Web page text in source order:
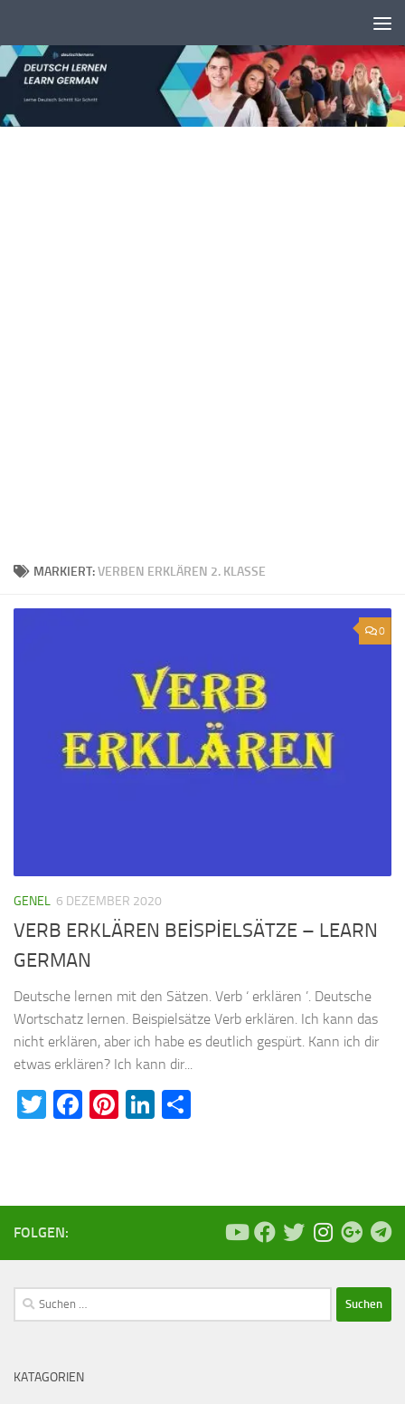
MARKIERT:VERBEN ERKLÄREN 2. KLASSE
0
GENEL 6 DEZEMBER 2020
VERB ERKLÄREN BEİSPİELSÄTZE – LEARN
GERMAN
Deutsche lernen mit den Sätzen. Verb ‘ erklären ’. Deutsche
Wortschatz lernen. Beispielsätze Verb erklären. Ich kann das
nicht erklären, aber ich habe es deutlich gespürt. Kann ich dir
etwas erklären? Ich kann dir...
Twitter
Facebook
Pinterest
LinkedIn
FOLGEN:
Suchen
nach:
KATAGORIEN